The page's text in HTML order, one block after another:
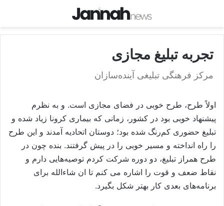
تجربه تبلیغ مجازی
مرکز فرهنگی تبلیغی آینده‌سازان
اولاً طرح، طرح خوبی در فضای مجازی است. و به نظرم
پیشنهاد خوبی بود در کشور، زمانی که بیماری کرونا زیاد شده و
تبلیغ حضوری کم‌رنگ شده بود؛ دوستان اتحادیه آمدند و این طرح
را راه انداخته و مسیر خوبی را در پیش گرفتند. بنده چون در
طرح همراز تبلیغ، دو دوره شرکت کردم توصیه‌هایی دارم و
نقاط ضعف و قوت را اشاره می کنم تا ان شاءالله برای
برنامه‌های بعدی کار بهتر شکل بگیرد.